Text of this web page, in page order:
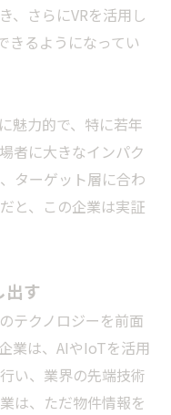
、さらにVRを活用し
きるようになってい
魅力的で、特に若年
者に大きなインパク
ターゲット層に合わ
と、この企業は実証
出す
テクノロジーを前面
業は、AIやIoTを活用
い、業界の先端技術
は、ただ物件情報を